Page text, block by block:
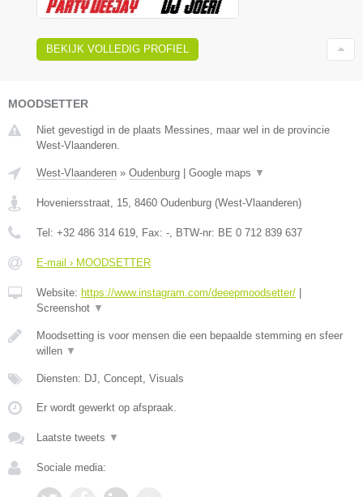
BEKIJK VOLLEDIG PROFIEL
MOODSETTER
Niet gevestigd in de plaats Messines, maar wel in de provincie
West-Vlaanderen.
West-Vlaanderen » Oudenburg Google maps ▼
Hoveniersstraat, 15 8460 Oudenburg (West-Vlaanderen)
Tel: +32 486 314 619 , Fax: - , BTW-nr: BE 0 712 839 637
E-mail › MOODSETTER
Website: https://www.instagram.com/deeepmoodsetter/
Screenshot ▼
Moodsetting is voor mensen die een bepaalde stemming en sfeer
willen ▼
Diensten: DJ, Concept, Visuals
Er wordt gewerkt op afspraak.
Laatste tweets ▼
Sociale media: